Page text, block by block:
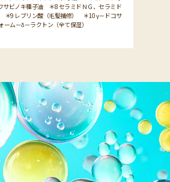
サビノキ種子油 ＊8 セラミドＮＧ、セラミド
＊9 レブリン酸（毛髪補修） ＊10 γ－ドコサ
ーム－δ－ラクトン（全て保湿）